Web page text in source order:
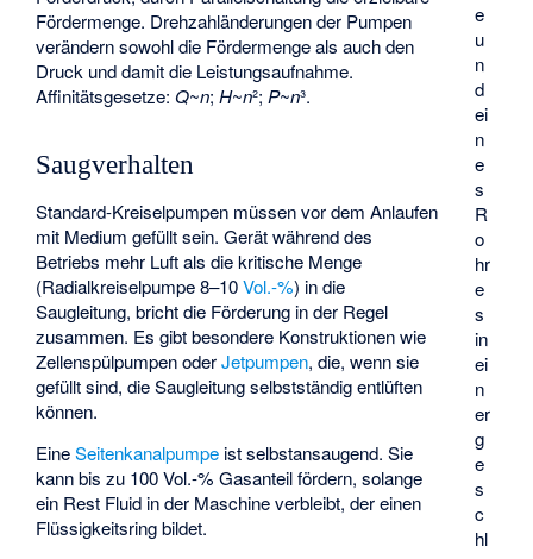
e
u
n
d
ei
n
e
s
R
o
hr
e
s
in
ei
n
er
g
e
s
c
hl
Fördermenge. Drehzahländerungen der Pumpen
verändern sowohl die Fördermenge als auch den
Druck und damit die Leistungsaufnahme.
Affinitätsgesetze:Q~n;H~n²; P~n³.
Saugverhalten
Standard-Kreiselpumpen müssen vor dem Anlaufen
mit Medium gefüllt sein. Gerät während des
Betriebs mehr Luft als die kritische Menge
(Radialkreiselpumpe 8–10Vol.-%) in die
Saugleitung, bricht die Förderung in der Regel
zusammen. Es gibt besondere Konstruktionen wie
ZellenspülpumpenoderJetpumpen, die, wenn sie
gefüllt sind, die Saugleitung selbstständig entlüften
können.
EineSeitenkanalpumpe ist selbstansaugend. Sie
kann bis zu 100 Vol.-% Gasanteil fördern, solange
ein Rest Fluid in der Maschine verbleibt, der einen
Flüssigkeitsring bildet.